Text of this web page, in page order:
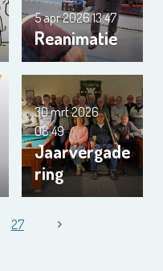
Reanimatie
5 apr 202613:47
Jaarvergade
ring
30 mrt 2026
08:49
27